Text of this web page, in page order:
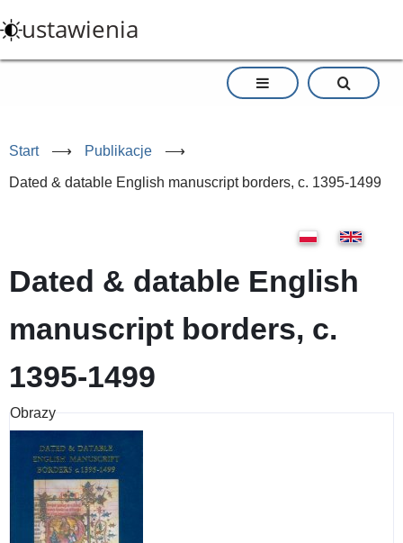
do
treści
ustawienia
Start ⟶ Publikacje ⟶
Dated & datable English manuscript borders, c. 1395-1499
Dated & datable English
manuscript borders, c.
1395-1499
Obrazy